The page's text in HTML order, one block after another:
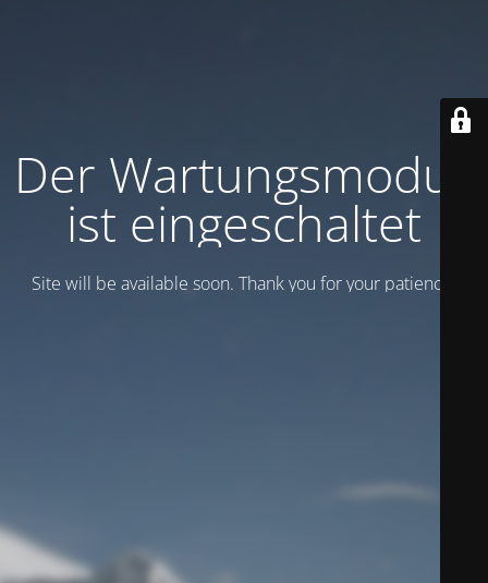
Der Wartungsmodus
ist eingeschaltet
Site will be available soon. Thank you for your patience!